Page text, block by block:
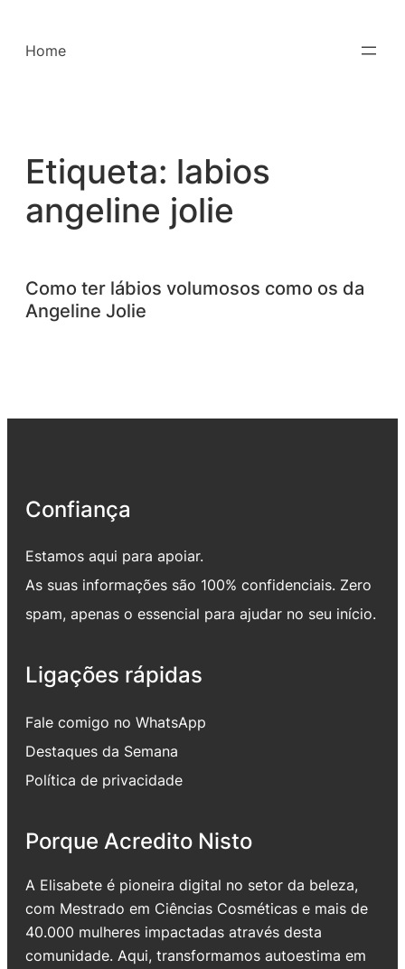
para
Home
Etiqueta: labios
angeline jolie
Como ter lábios volumosos como os da
Angeline Jolie
Confiança
Estamos aqui para apoiar.
As suas informações são 100% confidenciais. Zero
spam, apenas o essencial para ajudar no seu início.
Ligações rápidas
Fale comigo no WhatsApp
Destaques da Semana
Política de privacidade
Porque Acredito Nisto
A Elisabete é pioneira digital no setor da beleza,
com Mestrado em Ciências Cosméticas e mais de
40.000 mulheres impactadas através desta
comunidade. Aqui, transformamos autoestima em